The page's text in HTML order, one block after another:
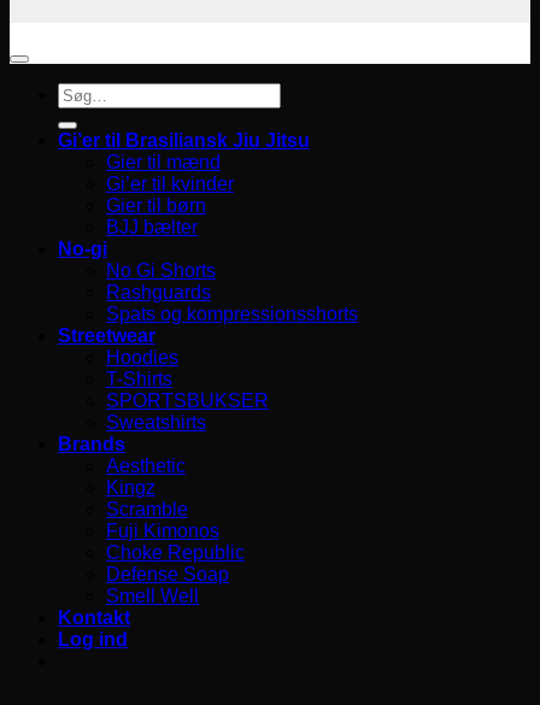
Søg
efter:
Gi’er til Brasiliansk Jiu Jitsu
Gier til mænd
Gi’er til kvinder
Gier til børn
BJJ bælter
No-gi
No Gi Shorts
Rashguards
Spats og kompressionsshorts
Streetwear
Hoodies
T-Shirts
SPORTSBUKSER
Sweatshirts
Brands
Aesthetic
Kingz
Scramble
Fuji Kimonos
Choke Republic
Defense Soap
Smell Well
Kontakt
Log ind